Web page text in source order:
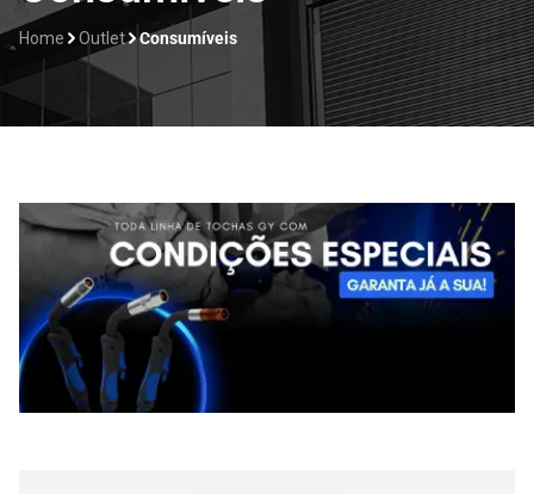
Sobre nós
Catálogos
Home Outlet Consumíveis